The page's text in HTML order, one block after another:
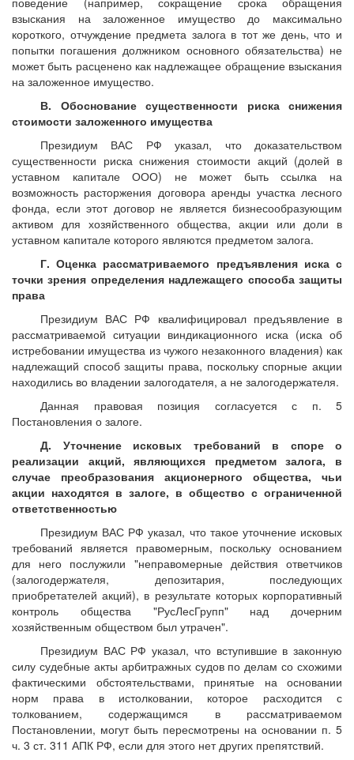
взыскания на заложенное имущество до максимально
короткого, отчуждение предмета залога в тот же день, что и
попытки погашения должником основного обязательства) не
может быть расценено как надлежащее обращение взыскания
на заложенное имущество.
В. Обоснование существенности риска снижения
стоимости заложенного имущества
Президиум ВАС РФ указал, что доказательством
существенности риска снижения стоимости акций (долей в
уставном капитале ООО) не может быть ссылка на
возможность расторжения договора аренды участка лесного
фонда, если этот договор не является бизнесообразующим
активом для хозяйственного общества, акции или доли в
уставном капитале которого являются предметом залога.
Г. Оценка рассматриваемого предъявления иска с
точки зрения определения надлежащего способа защиты
права
Президиум ВАС РФ квалифицировал предъявление в
рассматриваемой ситуации виндикационного иска (иска об
истребовании имущества из чужого незаконного владения) как
надлежащий способ защиты права, поскольку спорные акции
находились во владении залогодателя, а не залогодержателя.
Данная правовая позиция согласуется с п. 5
Постановления о залоге.
Д. Уточнение исковых требований в споре о
реализации акций, являющихся предметом залога, в
случае преобразования акционерного общества, чьи
акции находятся в залоге, в общество с ограниченной
ответственностью
Президиум ВАС РФ указал, что такое уточнение исковых
требований является правомерным, поскольку основанием
для него послужили "неправомерные действия ответчиков
(залогодержателя, депозитария, последующих
приобретателей акций), в результате которых корпоративный
контроль общества "РусЛесГрупп" над дочерним
хозяйственным обществом был утрачен".
Президиум ВАС РФ указал, что вступившие в законную
силу судебные акты арбитражных судов по делам со схожими
фактическими обстоятельствами, принятые на основании
норм права в истолковании, которое расходится с
толкованием, содержащимся в рассматриваемом
Постановлении, могут быть пересмотрены на основании п. 5
ч. 3 ст. 311 АПК РФ, если для этого нет других препятствий.